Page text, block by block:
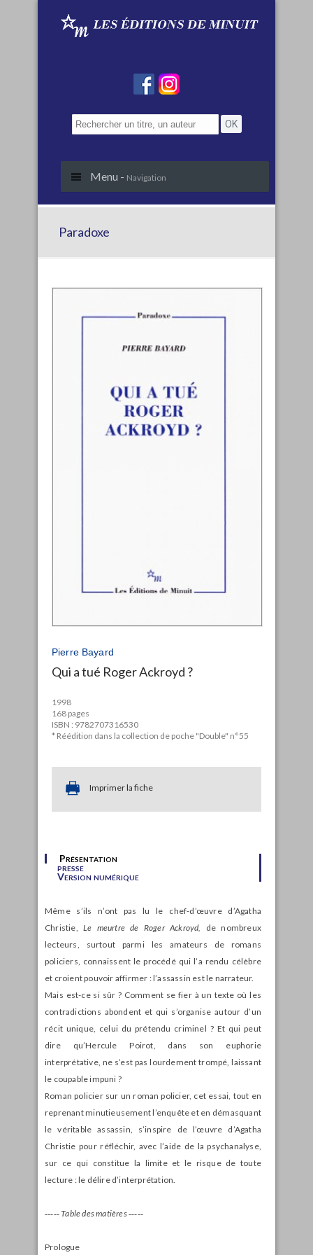
Menu - Navigation
Paradoxe
Pierre Bayard
Qui a tué Roger Ackroyd ?
1998
168 pages
ISBN : 9782707316530
* Réédition dans la collection de poche "Double" n°55
Imprimer la fiche
Présentation
presse
Version numérique
Même s’ils n’ont pas lu le chef-d’œuvre d’Agatha
Christie, Le meurtre de Roger Ackroyd, de nombreux
lecteurs, surtout parmi les amateurs de romans
policiers, connaissent le procédé qui l’a rendu célèbre
et croient pouvoir affirmer : l’assassin est le narrateur.
Mais est-ce si sûr ? Comment se fier à un texte où les
contradictions abondent et qui s’organise autour d’un
récit unique, celui du prétendu criminel ? Et qui peut
dire qu’Hercule Poirot, dans son euphorie
interprétative, ne s’est pas lourdement trompé, laissant
le coupable impuni ?
Roman policier sur un roman policier, cet essai, tout en
reprenant minutieusement l’enquête et en démasquant
le véritable assassin, s’inspire de l’œuvre d’Agatha
Christie pour réfléchir, avec l’aide de la psychanalyse,
sur ce qui constitue la limite et le risque de toute
lecture : le délire d’interprétation.
‑‑‑‑‑ Table des matières ‑‑‑‑‑
Prologue